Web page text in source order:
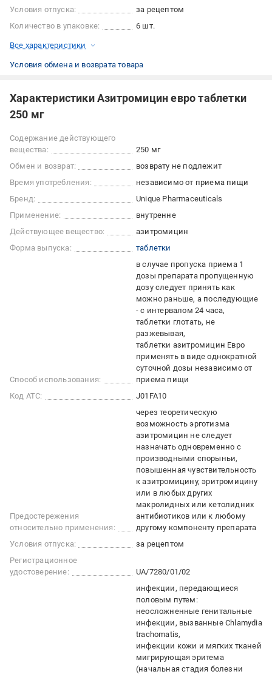
Условия отпуска:
за рецептом
Количество в упаковке:
6 шт.
Все характеристики
Условия обмена и возврата товара
Характеристики Азитромицин евро таблетки
250 мг
Содержание действующего
вещества:
250 мг
Обмен и возврат:
возврату не подлежит
Время употребления:
независимо от приема пищи
Бренд:
Unique Pharmaceuticals
Применение:
внутренне
Действующее вещество:
азитромицин
Форма выпуска:
таблетки
Способ использования:
в случае пропуска приема 1
дозы препарата пропущенную
дозу следует принять как
можно раньше, а последующие
- с интервалом 24 часа
таблетки глотать, не
разжевывая
таблетки азитромицин Евро
применять в виде однократной
суточной дозы независимо от
приема пищи
Код АТС:
J01FA10
Предостережения
относительно применения:
через теоретическую
возможность эрготизма
азитромицин не следует
назначать одновременно с
производными спорыньи
повышенная чувствительность
к азитромицину, эритромицину
или в любых других
макролидных или кетолидних
антибиотиков или к любому
другому компоненту препарата
Условия отпуска:
за рецептом
Регистрационное
удостоверение:
UA/7280/01/02
инфекции, передающиеся
половым путем:
неосложненные генитальные
инфекции, вызванные Chlamydia
trachomatis
инфекции кожи и мягких тканей
мигрирующая эритема
(начальная стадия болезни